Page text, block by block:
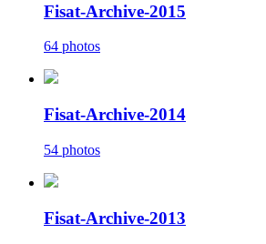
Fisat-Archive-2015
64 photos
Fisat-Archive-2014
54 photos
Fisat-Archive-2013